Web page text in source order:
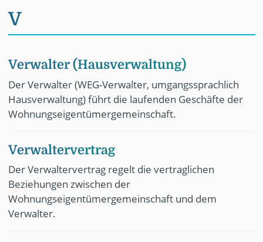
V
Verwalter (Hausverwaltung)
Der Verwalter (WEG-Verwalter, umgangssprachlich
Hausverwaltung) führt die laufenden Geschäfte der
Wohnungseigentümergemeinschaft.
Verwaltervertrag
Der Verwaltervertrag regelt die vertraglichen
Beziehungen zwischen der
Wohnungseigentümergemeinschaft und dem
Verwalter.